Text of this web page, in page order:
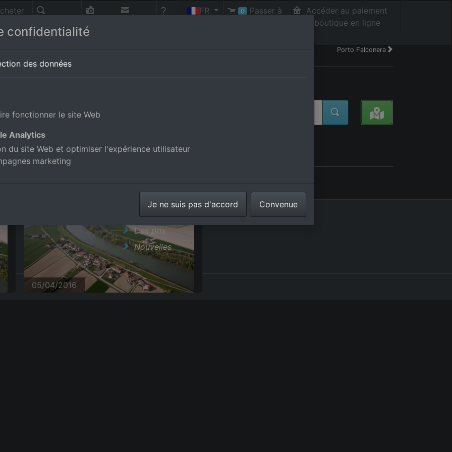
vol
FR 0
Passer à
Accéder au paiement
de la boutique en ligne
Porto Falconera
en Vénétie, Italie
aériennes de la boutique en ligne
05/04/2016
Photos aériennes
Des prix
Nouvelles
confidentialité
des données
fonctionner le site Web
Analytics
du site Web et optimiser l'expérience utilisateur
marketing
Je ne suis pas d'accord Convenue